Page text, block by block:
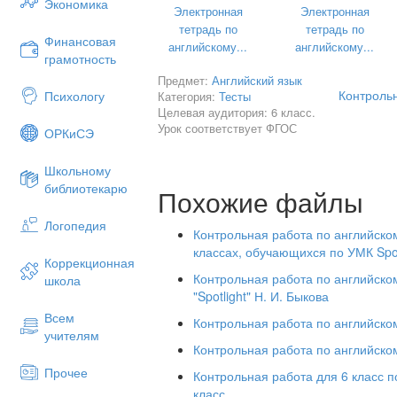
Экономика
Финансовая
грамотность
Психологу
ОРКиСЭ
Школьному
библиотекарю
Логопедия
Коррекционная
школа
Всем
учителям
Прочее
Электронная
тетрадь по
английскому...
Электронная
тетрадь по
английскому...
Предмет:Английский язык
Категория:Тесты
Целевая аудитория: 6 класс.
Урок соответствует ФГОС
Похожие файлы
Контрольная работа по
классах, обучающихся по УМК
Контрольная работа по
"Spotlight" Н. И. Быкова
Контрольная работа по
Контрольная работа по
Контрольная работа для 6
класс